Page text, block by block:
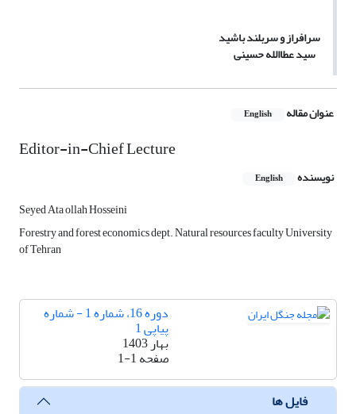
سرافراز و سربلند باشید
سید عطاالله حسینی
عنوان مقاله English
Editor-in-Chief Lecture
نویسنده English
Seyed Ata ollah Hosseini
Forestry and forest economics dept. Natural resources faculty University
of Tehran
دوره 16، شماره 1 - شماره
پیاپی 1
بهار 1403
صفحه1-1
فایل ها